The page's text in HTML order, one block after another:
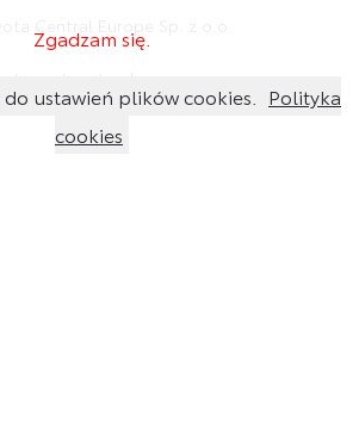
Zgadzam się.
ustawień plików cookies.
Polityka
cookies